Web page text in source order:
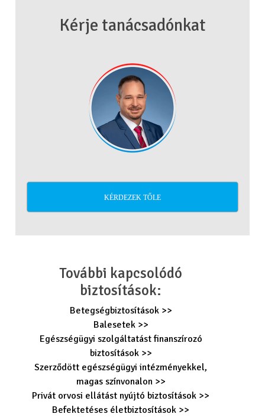
Kérje tanácsadónkat
KÉRDEZEK TŐLE
További kapcsolódó
biztosítások:
Betegségbiztosítások >>
Balesetek >>
Egészségügyi szolgáltatást finanszírozó
biztosítások >>
Szerződött egészségügyi intézményekkel,
magas színvonalon >>
Privát orvosi ellátást nyújtó biztosítások >>
Befektetéses életbiztosítások >>